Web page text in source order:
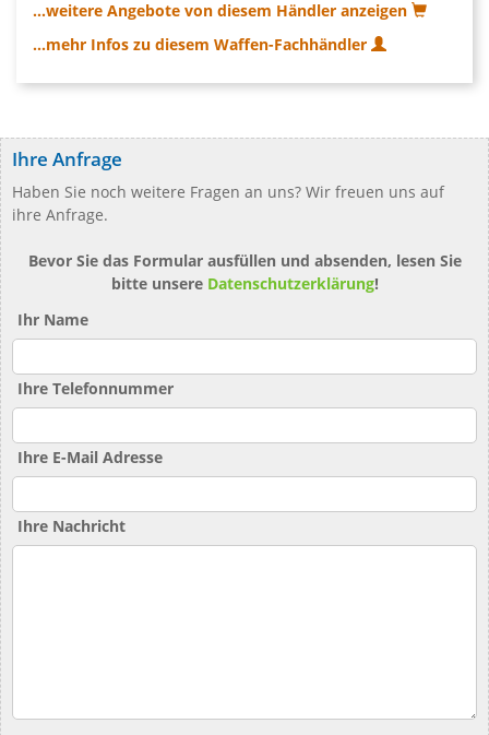
...weitere Angebote von diesem Händler anzeigen
...mehr Infos zu diesem Waffen-Fachhändler
Ihre Anfrage
Haben Sie noch weitere Fragen an uns? Wir freuen uns auf
ihre Anfrage.
Bevor Sie das Formular ausfüllen und absenden, lesen Sie
bitte unsere Datenschutzerklärung!
Ihr Name
Ihre Telefonnummer
Ihre E-Mail Adresse
Ihre Nachricht